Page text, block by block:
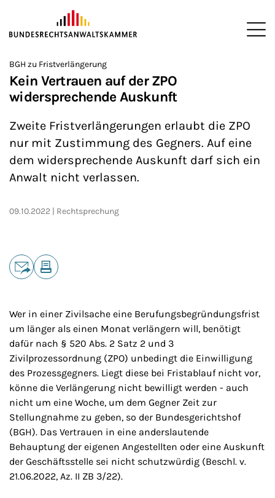
ZUM HAUPTINHALT SPRINGEN
Sie befinden sich hier:
>
Startseite
>
Newsroom
BGH zu Fristverlängerung
Kein Vertrauen auf der ZPO
widersprechende Auskunft
Zweite Fristverlängerungen erlaubt die ZPO
nur mit Zustimmung des Gegners. Auf eine
dem widersprechende Auskunft darf sich ein
Anwalt nicht verlassen.
09.10.2022 Rechtsprechung
Teilen
Wer in einer Zivilsache eine Berufungsbegründungsfrist
um länger als einen Monat verlängern will, benötigt
dafür nach § 520 Abs. 2 Satz 2 und 3
Zivilprozessordnung (ZPO) unbedingt die Einwilligung
des Prozessgegners. Liegt diese bei Fristablauf nicht vor,
könne die Verlängerung nicht bewilligt werden - auch
nicht um eine Woche, um dem Gegner Zeit zur
Stellungnahme zu geben, so der Bundesgerichtshof
(BGH). Das Vertrauen in eine anderslautende
Behauptung der eigenen Angestellten oder eine Auskunft
der Geschäftsstelle sei nicht schutzwürdig (Beschl. v.
21.06.2022, Az. II ZB 3/22).